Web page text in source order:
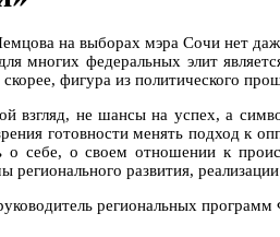
на выборах мэра Сочи нет
многих федеральных элит
фигура из политического
взгляд, не шансы на успех, а
готовности менять подход к
о себе, о своем отношении к
регионального развития,
региональных